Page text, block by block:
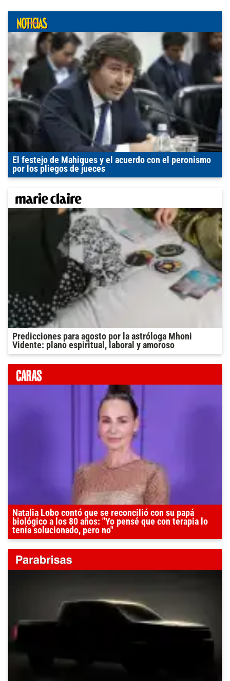
El festejo de Mahiques y el acuerdo con el peronismo
por los pliegos de jueces
Predicciones para agosto por la astróloga Mhoni
Vidente: plano espiritual, laboral y amoroso
Natalia Lobo contó que se reconcilió con su papá
biológico a los 80 años: "Yo pensé que con terapia lo
tenía solucionado, pero no"